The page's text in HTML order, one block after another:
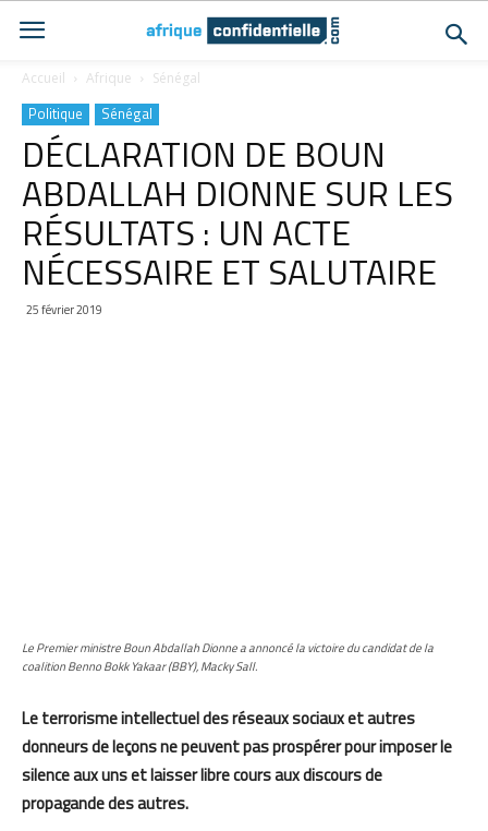
Accueil Afrique Sénégal
Politique Sénégal
DÉCLARATION DE BOUN
ABDALLAH DIONNE SUR LES
RÉSULTATS : UN ACTE
NÉCESSAIRE ET SALUTAIRE
25 février 2019
Le Premier ministre Boun Abdallah Dionne a annoncé la victoire du candidat de la
coalition Benno Bokk Yakaar (BBY), Macky Sall.
Le terrorisme intellectuel des réseaux sociaux et autres
donneurs de leçons ne peuvent pas prospérer pour imposer le
silence aux uns et laisser libre cours aux discours de
propagande des autres.